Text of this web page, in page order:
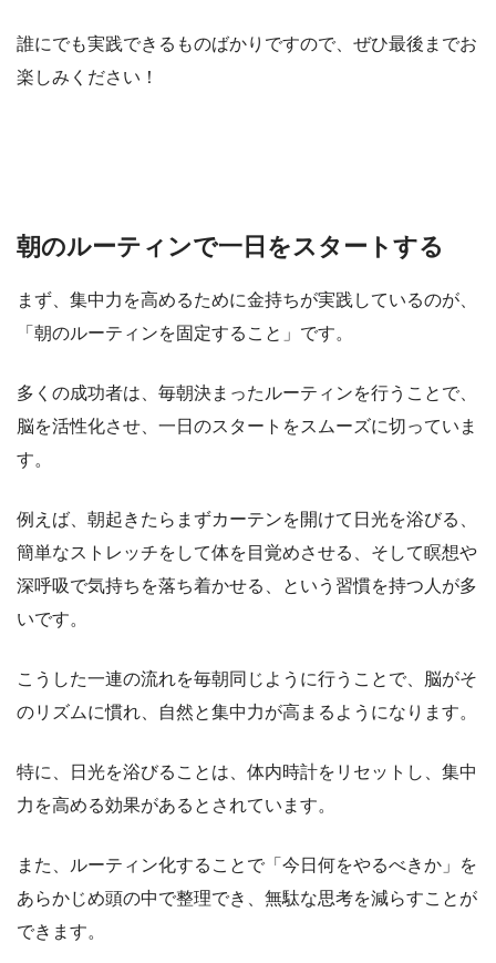
誰にでも実践できるものばかりですので、ぜひ最後までお
楽しみください！
朝のルーティンで一日をスタートする
まず、集中力を高めるために金持ちが実践しているのが、
「朝のルーティンを固定すること」です。
多くの成功者は、毎朝決まったルーティンを行うことで、
脳を活性化させ、一日のスタートをスムーズに切っていま
す。
例えば、朝起きたらまずカーテンを開けて日光を浴びる、
簡単なストレッチをして体を目覚めさせる、そして瞑想や
深呼吸で気持ちを落ち着かせる、という習慣を持つ人が多
いです。
こうした一連の流れを毎朝同じように行うことで、脳がそ
のリズムに慣れ、自然と集中力が高まるようになります。
特に、日光を浴びることは、体内時計をリセットし、集中
力を高める効果があるとされています。
また、ルーティン化することで「今日何をやるべきか」を
あらかじめ頭の中で整理でき、無駄な思考を減らすことが
できます。